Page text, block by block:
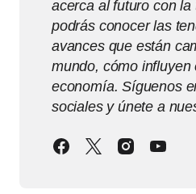
acerca al futuro con
podrás conocer las
avances que están
mundo, cómo influyen
economía. Síguenos
sociales y únete a